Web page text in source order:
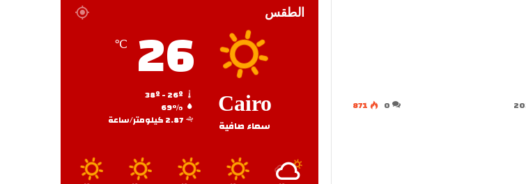
0
871
الطقس
Cairo
سماء صافية
26
℃
69%
2.87 كيلومتر/ساعة